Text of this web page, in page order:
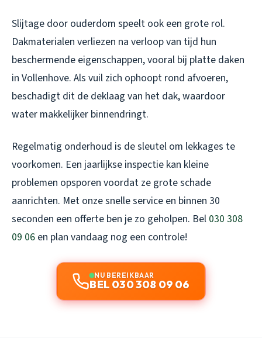
Slijtage door ouderdom speelt ook een grote rol.
Dakmaterialen verliezen na verloop van tijd hun
beschermende eigenschappen, vooral bij platte daken
in Vollenhove. Als vuil zich ophoopt rond afvoeren,
beschadigt dit de deklaag van het dak, waardoor
water makkelijker binnendringt.
Regelmatig onderhoud is de sleutel om lekkages te
voorkomen. Een jaarlijkse inspectie kan kleine
problemen opsporen voordat ze grote schade
aanrichten. Met onze snelle service en binnen 30
seconden een offerte ben je zo geholpen. Bel 030 308
09 06 en plan vandaag nog een controle!
NU BEREIKBAAR
BEL 030 308 09 06